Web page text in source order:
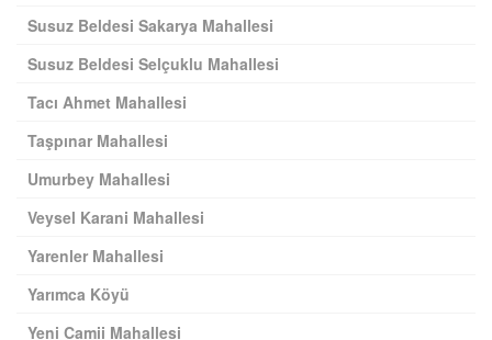
Susuz Beldesi Sakarya Mahallesi
Susuz Beldesi Selçuklu Mahallesi
Tacı Ahmet Mahallesi
Taşpınar Mahallesi
Umurbey Mahallesi
Veysel Karani Mahallesi
Yarenler Mahallesi
Yarımca Köyü
Yeni Camii Mahallesi